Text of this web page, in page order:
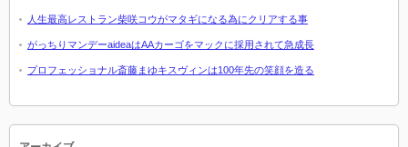
人生最高レストラン柴咲コウがマタギになる為にクリアする事
がっちりマンデーaideaはAAカーゴをマックに採用されて急成長
プロフェッショナル斎藤まゆキスヴィンは100年先の笑顔を造る